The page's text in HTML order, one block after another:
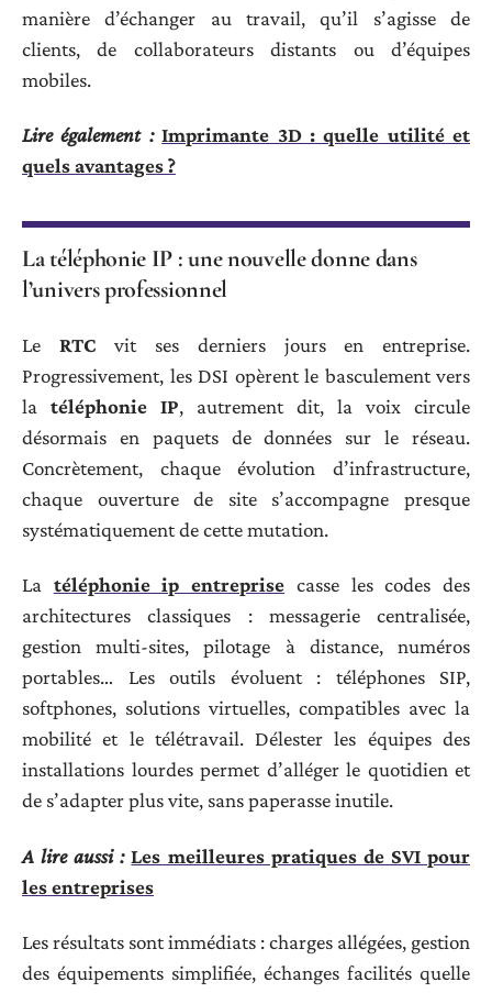
manière d’échanger au travail, qu’il s’agisse de
clients, de collaborateurs distants ou d’équipes
mobiles.
Lire également : Imprimante 3D : quelle utilité et
quels avantages ?
La téléphonie IP : une nouvelle donne dans
l’univers professionnel
Le RTC vit ses derniers jours en entreprise.
Progressivement, les DSI opèrent le basculement vers
la téléphonie IP, autrement dit, la voix circule
désormais en paquets de données sur le réseau.
Concrètement, chaque évolution d’infrastructure,
chaque ouverture de site s’accompagne presque
systématiquement de cette mutation.
La téléphonie ip entreprise ​ casse les codes des
architectures classiques : messagerie centralisée,
gestion multi-sites, pilotage à distance, numéros
portables… Les outils évoluent : téléphones SIP,
softphones, solutions virtuelles, compatibles avec la
mobilité et le télétravail. Délester les équipes des
installations lourdes permet d’alléger le quotidien et
de s’adapter plus vite, sans paperasse inutile.
A lire aussi : Les meilleures pratiques de SVI pour
les entreprises
Les résultats sont immédiats : charges allégées, gestion
des équipements simplifiée, échanges facilités quelle